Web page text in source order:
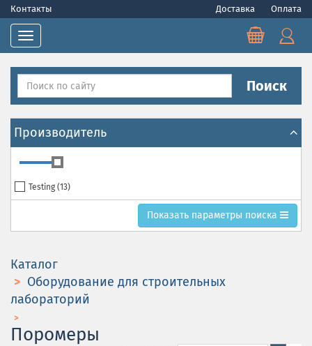
Контакты Доставка Оплата
Toggle navigation
Поиск
Производитель
Testing (13)
Toggle search parametrs
Показать параметры поиска
Каталог
Оборудование для строительных
лабораторий
Поромеры